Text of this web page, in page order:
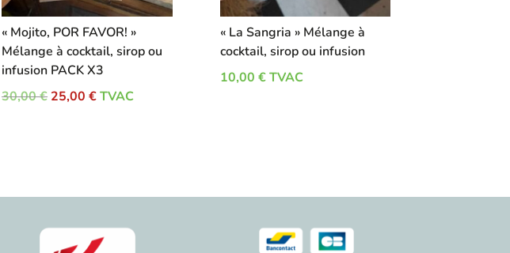
« Mojito, POR FAVOR! »
Mélange à cocktail, sirop ou
infusion PACK X3
30,00€ Le
25,00€Le
TVAC
« La Sangria » Mélange à
cocktail, sirop ou infusion
10,00 €TVAC